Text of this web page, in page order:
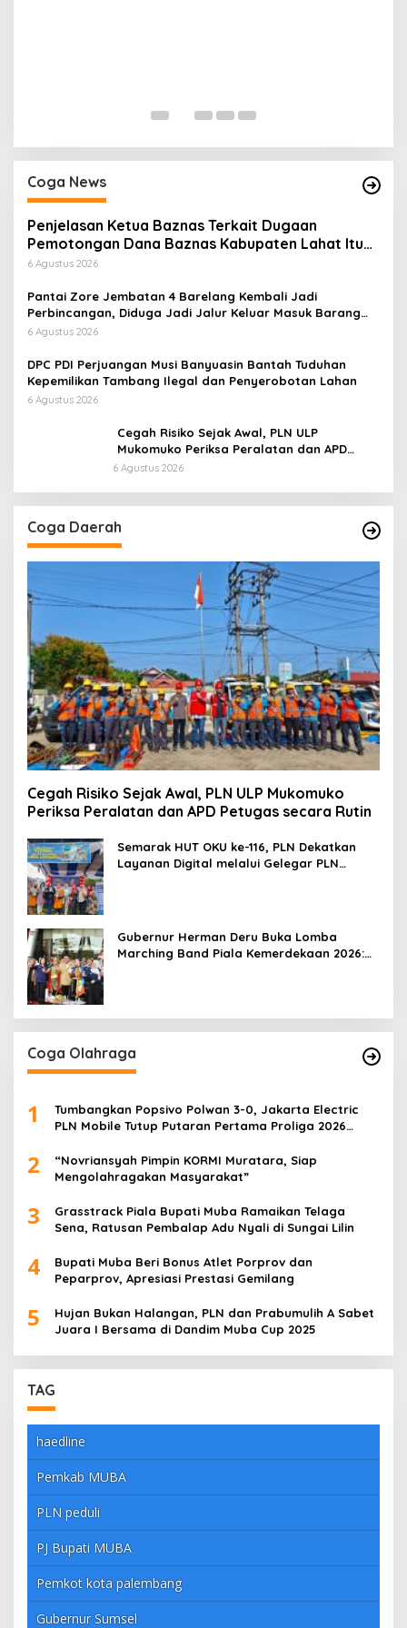
Coga News
Penjelasan Ketua Baznas Terkait Dugaan
Pemotongan Dana Baznas Kabupaten Lahat Itu
Tidak Benar
6 Agustus 2026
Pantai Zore Jembatan 4 Barelang Kembali Jadi
Perbincangan, Diduga Jadi Jalur Keluar Masuk Barang
Tanpa Dokumen Kepabeanan, Nama Berinisial WL
di Kawasan Pesisir
6 Agustus 2026
DPC PDI Perjuangan Musi Banyuasin Bantah Tuduhan
Kepemilikan Tambang Ilegal dan Penyerobotan Lahan
6 Agustus 2026
Cegah Risiko Sejak Awal, PLN ULP
Mukomuko Periksa Peralatan dan APD
Petugas secara Rutin
6 Agustus 2026
Coga Daerah
Cegah Risiko Sejak Awal, PLN ULP Mukomuko
Periksa Peralatan dan APD Petugas secara Rutin
Semarak HUT OKU ke-116, PLN Dekatkan
Layanan Digital melalui Gelegar PLN
Gubernur Herman Deru Buka Lomba
Marching Band Piala Kemerdekaan 2026:
Coga Olahraga
1
Tumbangkan Popsivo Polwan 3-0, Jakarta Electric
PLN Mobile Tutup Putaran Pertama Proliga 2026
2
“Novriansyah Pimpin KORMI Muratara, Siap
Mengolahragakan Masyarakat”
3
Grasstrack Piala Bupati Muba Ramaikan Telaga
Sena, Ratusan Pembalap Adu Nyali di Sungai Lilin
4
Bupati Muba Beri Bonus Atlet Porprov dan
Peparprov, Apresiasi Prestasi Gemilang
5
Hujan Bukan Halangan, PLN dan Prabumulih A Sabet
Juara I Bersama di Dandim Muba Cup 2025
TAG
haedline
Pemkab MUBA
PLN peduli
PJ Bupati MUBA
Pemkot kota palembang
Gubernur Sumsel